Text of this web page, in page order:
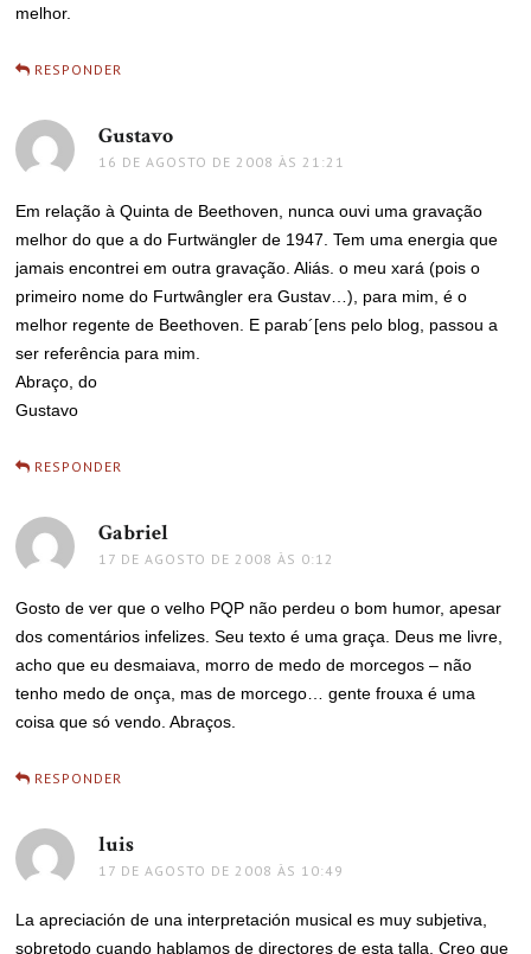
melhor.
RESPONDER
Gustavo
16 DE AGOSTO DE 2008 ÀS 21:21
Em relação à Quinta de Beethoven, nunca ouvi uma gravação
melhor do que a do Furtwängler de 1947. Tem uma energia que
jamais encontrei em outra gravação. Aliás. o meu xará (pois o
primeiro nome do Furtwângler era Gustav…), para mim, é o
melhor regente de Beethoven. E parab´[ens pelo blog, passou a
ser referência para mim.
Abraço, do
Gustavo
RESPONDER
Gabriel
17 DE AGOSTO DE 2008 ÀS 0:12
Gosto de ver que o velho PQP não perdeu o bom humor, apesar
dos comentários infelizes. Seu texto é uma graça. Deus me livre,
acho que eu desmaiava, morro de medo de morcegos – não
tenho medo de onça, mas de morcego… gente frouxa é uma
coisa que só vendo. Abraços.
RESPONDER
luis
17 DE AGOSTO DE 2008 ÀS 10:49
La apreciación de una interpretación musical es muy subjetiva,
sobretodo cuando hablamos de directores de esta talla. Creo que